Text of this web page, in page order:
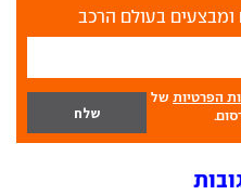
ומבצעים בעולם הרכב
הפרטיות של